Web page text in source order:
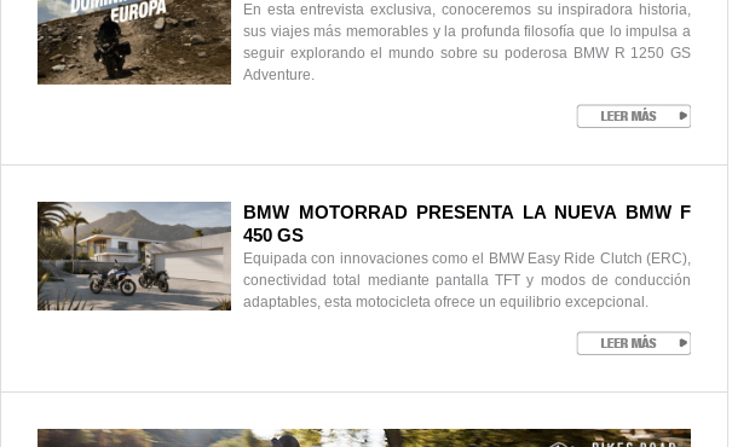
En esta entrevista exclusiva, conoceremos su inspiradora historia,
sus viajes más memorables y la profunda filosofía que lo impulsa a
seguir explorando el mundo sobre su poderosa BMW R 1250 GS
Adventure.
BMW MOTORRAD PRESENTA LA NUEVA BMW F
450 GS
Equipada con innovaciones como el BMW Easy Ride Clutch (ERC),
conectividad total mediante pantalla TFT y modos de conducción
adaptables, esta motocicleta ofrece un equilibrio excepcional.